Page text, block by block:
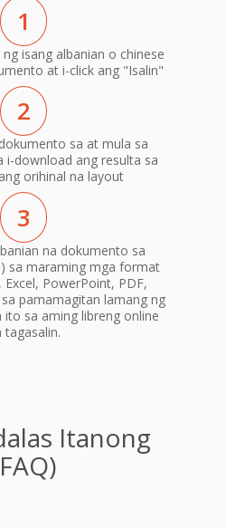
1
isang albanian o chinese
at i-click ang "Isalin"
2
sa at mula sa
i-download ang resulta sa
orihinal na layout
3
na dokumento sa
sa maraming mga format
PowerPoint, PDF,
pamamagitan lamang ng
sa aming libreng online
tagasalin.
Itanong